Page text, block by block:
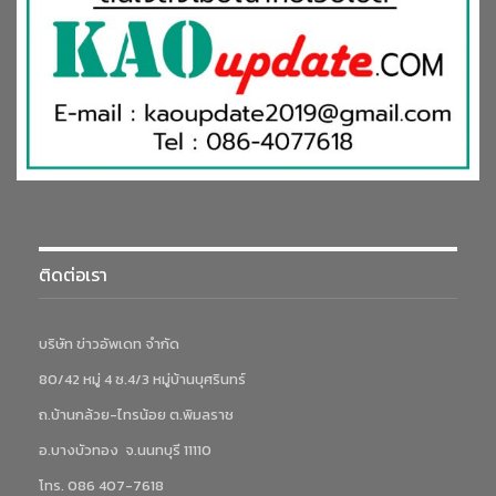
ติดต่อเรา
บริษัท ข่าวอัพเดท จำกัด
80/42 หมู่ 4 ซ.4/3 หมู่บ้านบุศรินทร์
ถ.บ้านกล้วย-ไทรน้อย ต.พิมลราช
อ.บางบัวทอง จ.นนทบุรี 11110
โทร. 086 407-7618